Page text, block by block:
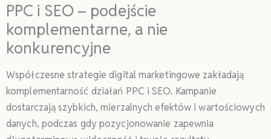
PPC i SEO – podejście
komplementarne, a nie
konkurencyjne
Współczesne strategie digital marketingowe zakładają
komplementarność działań PPC i SEO. Kampanie
dostarczają szybkich, mierzalnych efektów i wartościowych
danych, podczas gdy pozycjonowanie zapewnia